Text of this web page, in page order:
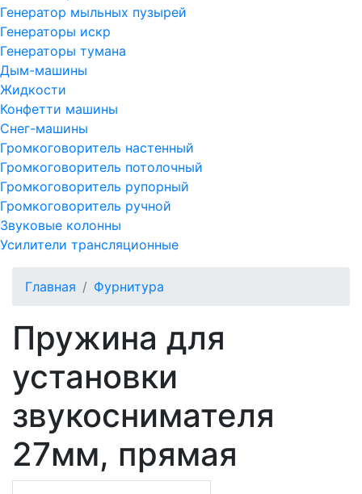
Генератор мыльных пузырей
Генераторы искр
Генераторы тумана
Дым-машины
Жидкости
Конфетти машины
Снег-машины
Громкоговоритель настенный
Громкоговоритель потолочный
Громкоговоритель рупорный
Громкоговоритель ручной
Звуковые колонны
Усилители трансляционные
Главная Фурнитура
Пружина для
установки
звукоснимателя
27мм, прямая